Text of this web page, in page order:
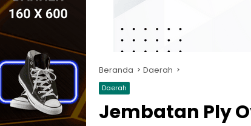
Beranda Daerah
Daerah
Jembatan Ply